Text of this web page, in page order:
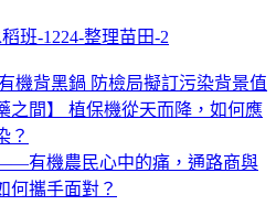
班-1224-整理苗田-2
機背黑鍋 防檢局擬訂污染背景值
之間】 植保機從天而降，如何應
？
有機農民心中的痛，通路商與
何攜手面對？